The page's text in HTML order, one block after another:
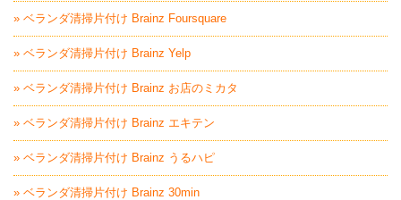
» ベランダ清掃片付け Brainz Foursquare
» ベランダ清掃片付け Brainz Yelp
» ベランダ清掃片付け Brainz お店のミカタ
» ベランダ清掃片付け Brainz エキテン
» ベランダ清掃片付け Brainz うるハピ
» ベランダ清掃片付け Brainz 30min